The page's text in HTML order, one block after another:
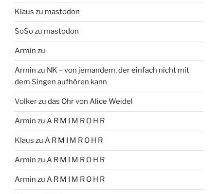
Klaus zu mastodon
SoSozu mastodon
Armin zu
Armin zu NK – von jemandem, der einfach nicht mit
dem Singen aufhören kann
Volkerzu das Ohr von Alice Weidel
Armin zu A R M I M R O H R
Klaus zu A R M I M R O H R
Armin zu A R M I M R O H R
Armin zu A R M I M R O H R